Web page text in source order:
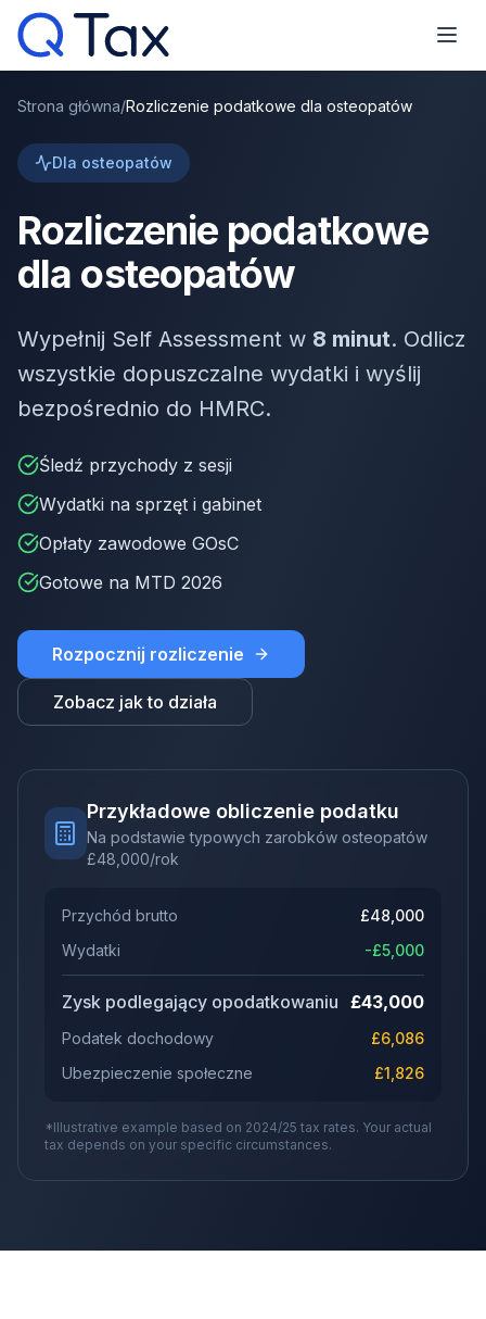
Strona główna/Rozliczenie podatkowe dla osteopatów
Dla osteopatów
Rozliczenie podatkowe
dla osteopatów
Wypełnij Self Assessment w 8 minut. Odlicz
wszystkie dopuszczalne wydatki i wyślij
bezpośrednio do HMRC.
Śledź przychody z sesji
Wydatki na sprzęt i gabinet
Opłaty zawodowe GOsC
Gotowe na MTD 2026
Rozpocznij rozliczenie
Zobacz jak to działa
Przykładowe obliczenie podatku
Na podstawie typowych zarobków osteopatów
£48,000/rok
Przychód brutto £48,000
Wydatki
-£5,000
Zysk podlegający opodatkowaniu £43,000
Podatek dochodowy £6,086
Ubezpieczenie społeczne
£1,826
*Illustrative example based on 2024/25 tax rates. Your actual
tax depends on your specific circumstances.